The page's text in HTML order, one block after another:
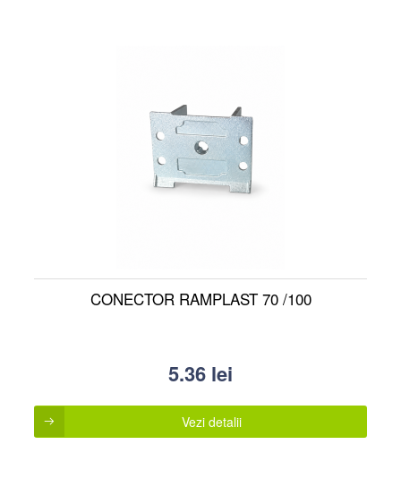
CONECTOR RAMPLAST 70 /100
5.36 lei
Vezi detalii